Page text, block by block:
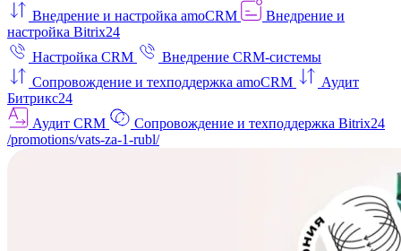
Внедрение и настройка amoCRM
Внедрение и
настройка Bitrix24
Настройка CRM
Внедрение CRM-системы
Сопровождение и техподдержка amoCRM
Аудит
Битрикс24
Аудит CRM
Сопровождение и техподдержка Bitrix24
/promotions/vats-za-1-rubl/